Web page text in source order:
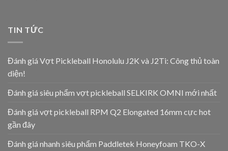
TIN TỨC
Đánh giá Vợt Pickleball Honolulu J2K và J2Ti: Công thủ toàn
diện!
Đánh giá siêu phẩm vợt pickleball SELKIRK OMNI mới nhất
Đánh giá vợt pickleball RPM Q2 Elongated 16mm cực hot
gần đây
Đánh giá nhanh siêu phẩm Paddletek Honeyfoam TKO-X